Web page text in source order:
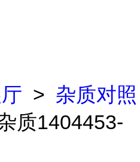
> 杂质对照
质1404453-